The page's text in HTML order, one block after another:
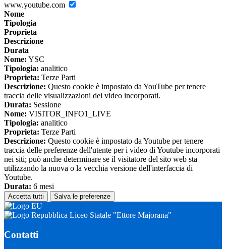
www.youtube.com
Nome
Tipologia
Proprieta
Descrizione
Durata
Nome: YSC
Tipologia: analitico
Proprieta: Terze Parti
Descrizione: Questo cookie è impostato da YouTube per tenere
traccia delle visualizzazioni dei video incorporati.
Durata: Sessione
Nome: VISITOR_INFO1_LIVE
Tipologia: analitico
Proprieta: Terze Parti
Descrizione: Questo cookie è impostato da Youtube per tenere
traccia delle preferenze dell'utente per i video di Youtube incorporati
nei siti; può anche determinare se il visitatore del sito web sta
utilizzando la nuova o la vecchia versione dell'interfaccia di
Youtube.
Durata: 6 mesi
Accetta tutti Salva le preferenze
Liceo Statale "Ettore Majorana"
Contatti